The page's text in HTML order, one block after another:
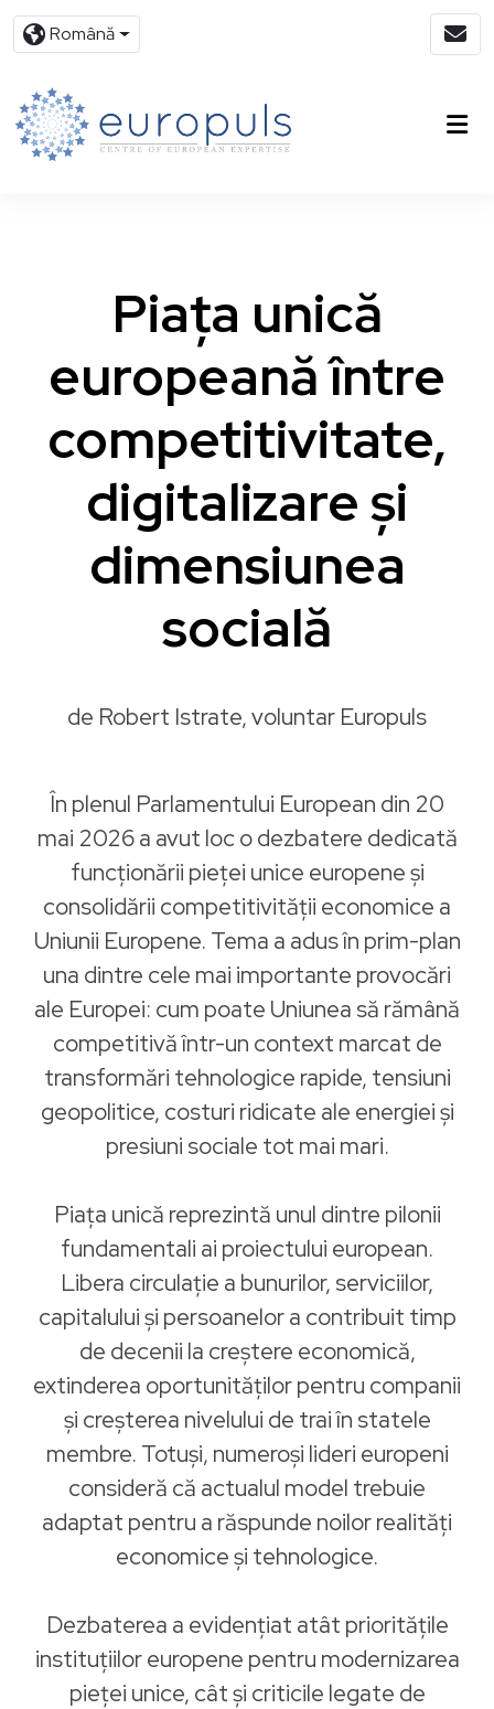
Română
Piața unică
europeană între
competitivitate,
digitalizare și
dimensiunea
socială
de Robert Istrate, voluntar Europuls
În plenul Parlamentului European din 20
mai 2026 a avut loc o dezbatere dedicată
funcționării pieței unice europene și
consolidării competitivității economice a
Uniunii Europene. Tema a adus în prim-plan
una dintre cele mai importante provocări
ale Europei: cum poate Uniunea să rămână
competitivă într-un context marcat de
transformări tehnologice rapide, tensiuni
geopolitice, costuri ridicate ale energiei și
presiuni sociale tot mai mari.
Piața unică reprezintă unul dintre pilonii
fundamentali ai proiectului european.
Libera circulație a bunurilor, serviciilor,
capitalului și persoanelor a contribuit timp
de decenii la creștere economică,
extinderea oportunităților pentru companii
și creșterea nivelului de trai în statele
membre. Totuși, numeroși lideri europeni
consideră că actualul model trebuie
adaptat pentru a răspunde noilor realități
economice și tehnologice.
Dezbaterea a evidențiat atât prioritățile
instituțiilor europene pentru modernizarea
pieței unice, cât și criticile legate de